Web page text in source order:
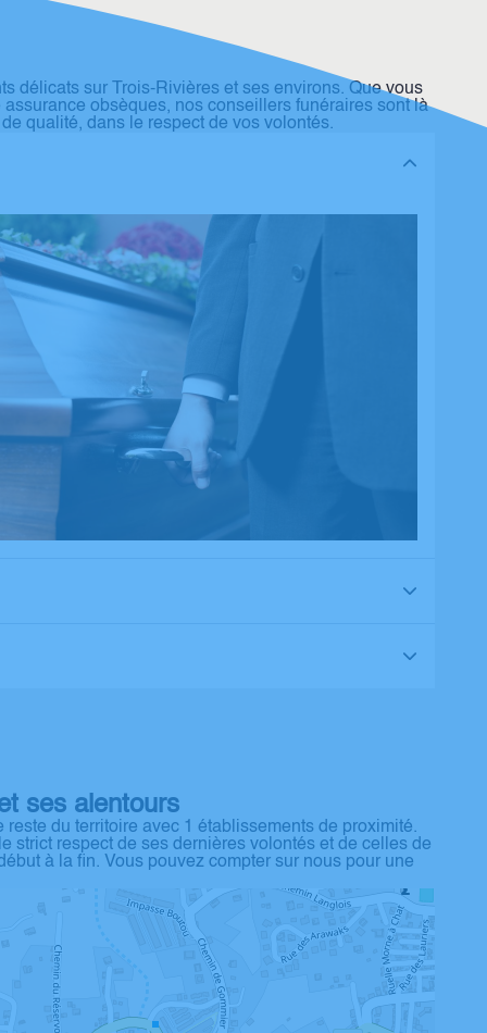
délicats sur Trois-Rivières et ses environs. Que vous
obsèques, nos conseillers funéraires sont là
qualité, dans le respect de vos volontés.
ses alentours
du territoire avec 1 établissements de proximité.
strict respect de ses dernières volontés et de celles de
à la fin. Vous pouvez compter sur nous pour une